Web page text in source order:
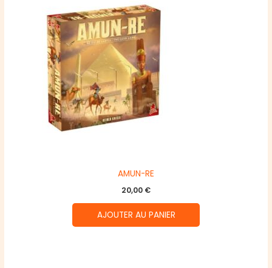
AMUN-RE
20,00 €
AJOUTER AU PANIER